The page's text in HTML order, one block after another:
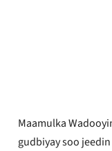
Maamulka
gudbiyay soo